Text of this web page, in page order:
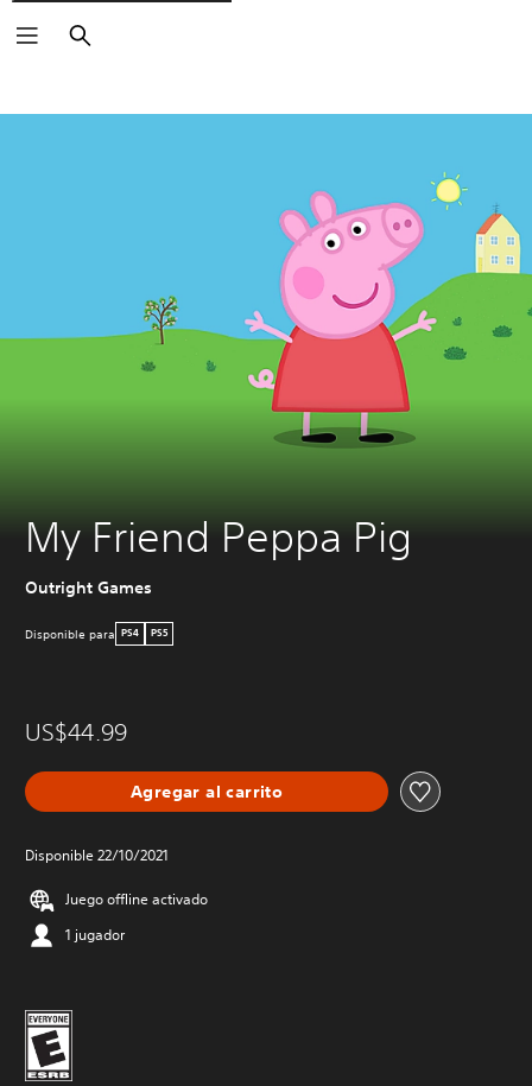
Buscar
My Friend Peppa Pig
Outright Games
Disponible para PS4 PS5
US$44.99
Agregar al carrito
Disponible 22/10/2021
Juego offline activado
1 jugador